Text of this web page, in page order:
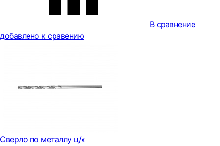
В сравнение
добавлено к сравению
Сверло по металлу ц/х